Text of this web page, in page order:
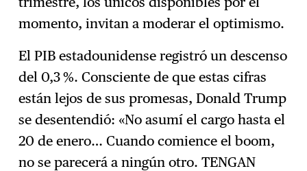
momento, invitan a moderar el optimismo.
El PIB estadounidense registró un descenso
del 0,3 %. Consciente de que estas cifras
están lejos de sus promesas, Donald Trump
se desentendió: «No asumí el cargo hasta el
20 de enero… Cuando comience el boom,
no se parecerá a ningún otro. TENGAN